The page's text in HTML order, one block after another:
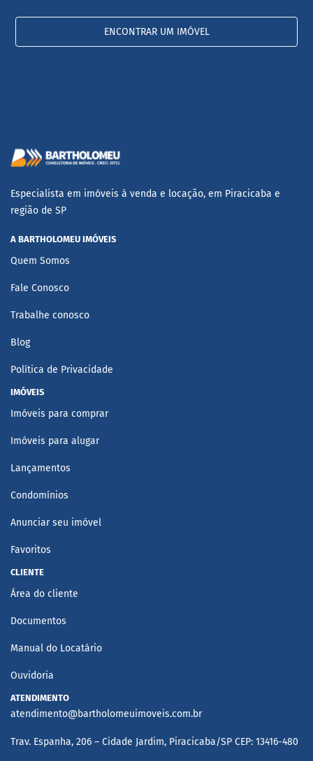
ENCONTRAR UM IMÓVEL
Especialista em imóveis à venda e locação, em Piracicaba e
região de SP
A BARTHOLOMEU IMÓVEIS
Quem Somos
Fale Conosco
Trabalhe conosco
Blog
Política de Privacidade
IMÓVEIS
Imóveis para comprar
Imóveis para alugar
Lançamentos
Condomínios
Anunciar seu imóvel
Favoritos
CLIENTE
Área do cliente
Documentos
Manual do Locatário
Ouvidoria
ATENDIMENTO
atendimento@bartholomeuimoveis.com.br
Trav. Espanha, 206 – Cidade Jardim, Piracicaba/SP CEP: 13416-480